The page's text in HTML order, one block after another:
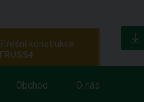
Obchod O nás
konstrukce